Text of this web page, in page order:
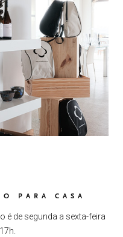
PARA CASA
é de segunda a sexta-feira